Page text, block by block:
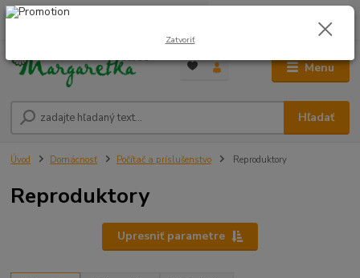
Menu
Hľadať
0948 236 042
0,00 €
Úvod Domácnosť Počítač a príslušenstvo Reproduktory
Reproduktory
Upresniť parametre
Zatvoriť